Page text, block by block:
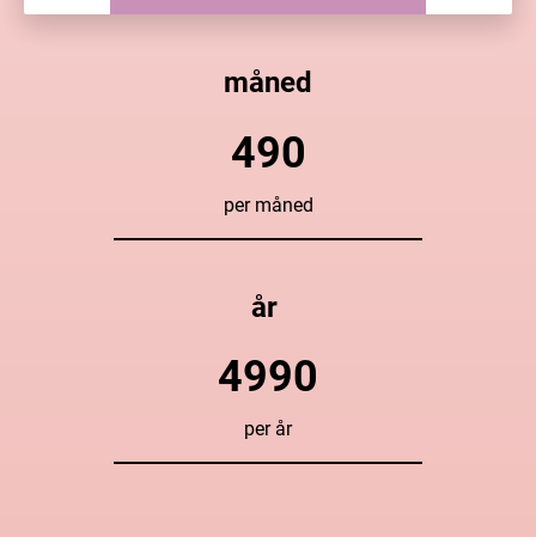
måned
490
per måned
år
4990
per år